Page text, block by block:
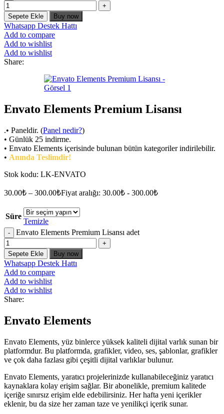
Sepete Ekle Buy now
Whatsapp Destek Hattı
Add to compare
Add to wishlist
Add to wishlist
Share:
Envato Elements Premium Lisansı
.• Paneldir. (Panel nedir?)
• Günlük 25 indirme.
• Envato Elements içerisinde bulunan bütün kategoriler indirilebilir.
• Anında Teslimdir!
Stok kodu: LK-ENVATO
30.00₺ – 300.00₺Fiyat aralığı: 30.00₺ - 300.00₺
Süre
Temizle
Envato Elements Premium Lisansı adet
Sepete Ekle Buy now
Whatsapp Destek Hattı
Add to compare
Add to wishlist
Add to wishlist
Share:
Envato Elements
Envato Elements, yüz binlerce yüksek kaliteli dijital varlık sunan bir
platformdur. Bu platformda, grafikler, video, ses, şablonlar, grafikler
ve çok daha fazlası gibi çeşitli dijital varlıklar bulunur.
Envato Elements, yaratıcı projelerinizde kullanabileceğiniz yaratıcı
kaynaklara kolay erişim sağlar. Bir abonelikle, premium kalitede
içeriğe sınırsız erişim elde edebilirsiniz. Her hafta yeni içerikler
eklenir, bu da size her zaman taze ve yenilikçi içerik sunar.